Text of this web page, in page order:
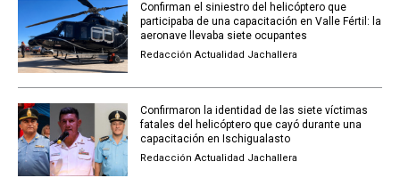
Confirman el siniestro del helicóptero que
participaba de una capacitación en Valle Fértil: la
aeronave llevaba siete ocupantes
Redacción Actualidad Jachallera
Confirmaron la identidad de las siete víctimas
fatales del helicóptero que cayó durante una
capacitación en Ischigualasto
Redacción Actualidad Jachallera